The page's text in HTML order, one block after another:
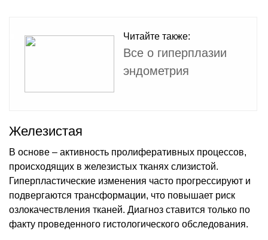
Читайте также:
Все о гиперплазии
эндометрия
Железистая
В основе – активность пролиферативных процессов,
происходящих в железистых тканях слизистой.
Гиперпластические изменения часто прогрессируют и
подвергаются трансформации, что повышает риск
озлокачествления тканей. Диагноз ставится только по
факту проведенного гистологического обследования.